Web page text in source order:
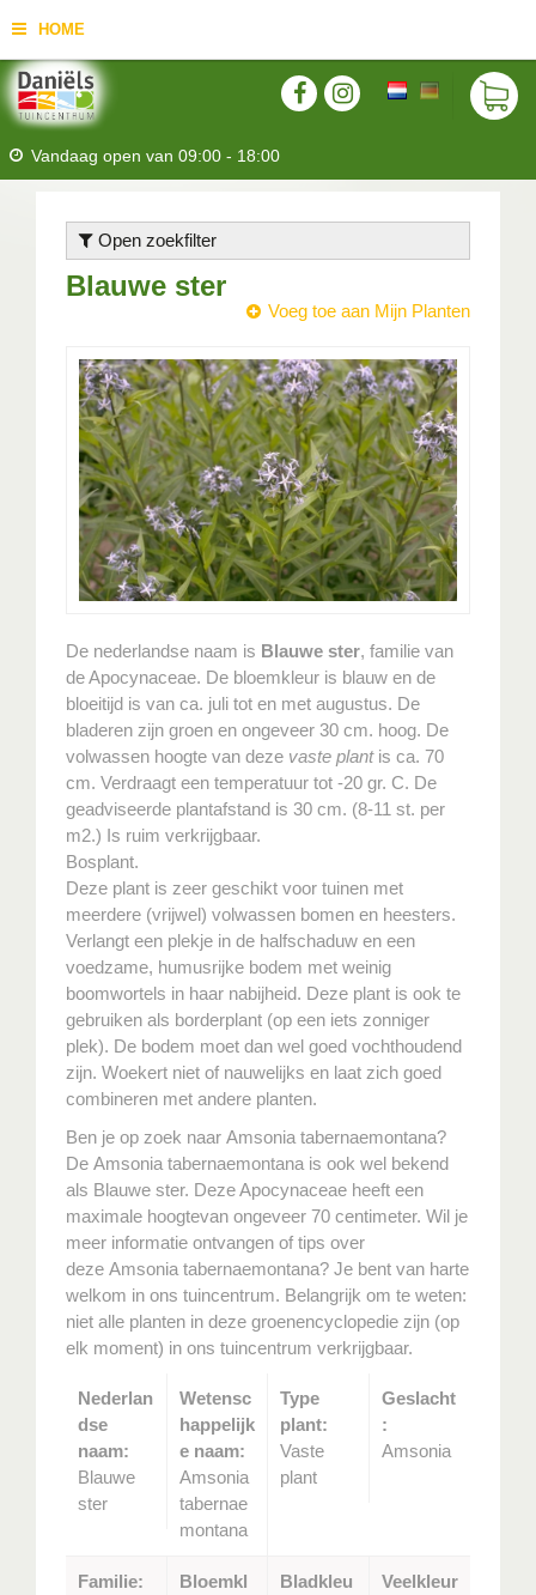
HOME
Vandaag open van 09:00 - 18:00
Open zoekfilter
Blauwe ster
Voeg toe aan Mijn Planten
De nederlandse naam is Blauwe ster, familie van
de Apocynaceae. De bloemkleur is blauw en de
bloeitijd is van ca. juli tot en met augustus. De
bladeren zijn groen en ongeveer 30 cm. hoog. De
volwassen hoogte van deze vaste plantis ca. 70
cm. Verdraagt een temperatuur tot -20 gr. C. De
geadviseerde plantafstand is 30 cm. (8-11 st. per
m2.) Is ruim verkrijgbaar.
Bosplant.
Deze plant is zeer geschikt voor tuinen met
meerdere (vrijwel) volwassen bomen en heesters.
Verlangt een plekje in de halfschaduw en een
voedzame, humusrijke bodem met weinig
boomwortels in haar nabijheid. Deze plant is ook te
gebruiken als borderplant (op een iets zonniger
plek). De bodem moet dan wel goed vochthoudend
zijn. Woekert niet of nauwelijks en laat zich goed
combineren met andere planten.
Ben je op zoek naar Amsonia tabernaemontana?
De Amsonia tabernaemontana is ook wel bekend
als Blauwe ster. Deze Apocynaceae heeft een
maximale hoogtevan ongeveer 70 centimeter. Wil je
meer informatie ontvangen of tips over
deze Amsonia tabernaemontana? Je bent van harte
welkom in ons tuincentrum. Belangrijk om te weten:
niet alle planten in deze groenencyclopedie zijn (op
elk moment) in ons tuincentrum verkrijgbaar.
Nederlan
dse
naam:
Blauwe
ster
Wetensc
happelijk
e naam:
Amsonia
tabernae
montana
Type
plant:
Vaste
plant
Geslacht
:
Amsonia
Familie:
Bloemkl
Bladkleu
Veelkleur